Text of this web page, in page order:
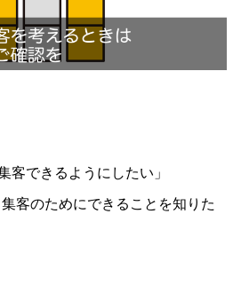
客できるようにしたい」
客のためにできることを知りた